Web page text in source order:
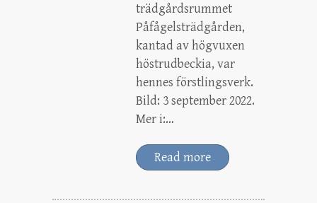
trädgårdsrummet
Påfågelsträdgården,
kantad av högvuxen
höstrudbeckia, var
hennes förstlingsverk.
Bild: 3 september 2022.
Mer i:…
Read more